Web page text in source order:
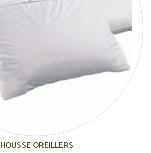
HOUSSE OREILLERS